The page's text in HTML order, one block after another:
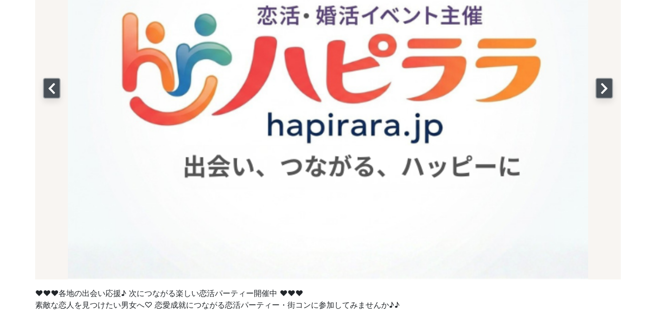
♥♥♥各地の出会い応援♪ 次につながる楽しい恋活パーティー開催中 ♥♥♥
素敵な恋人を見つけたい男女へ♡ 恋愛成就につながる恋活パーティー・街コンに参加してみませんか♪♪